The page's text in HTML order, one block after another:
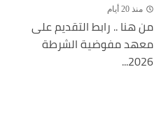
منذ 20 أيام
من هنا .. رابط التقديم على
معهد مفوضية الشرطة
2026...